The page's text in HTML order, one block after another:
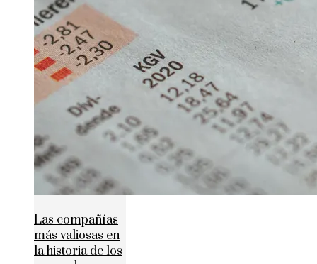
Las compañías
más valiosas en
la historia de los